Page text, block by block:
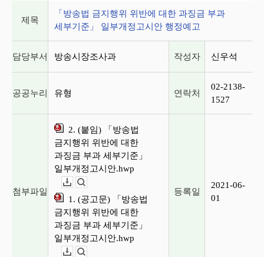
게시글 상세 정보
제목
「방송법 금지행위 위반에 대한 과징금 부과
세부기준」 일부개정고시안 행정예고
담당부서 방송시장조사과 작성자 신우석
공공누리 유형 연락처
02-2138-
1527
첨부파일
2. (붙임) 「방송법
금지행위 위반에 대한
과징금 부과 세부기준」
일부개정고시안.hwp
1. (공고문) 「방송법
금지행위 위반에 대한
과징금 부과 세부기준」
일부개정고시안.hwp
등록일
2021-06-
01